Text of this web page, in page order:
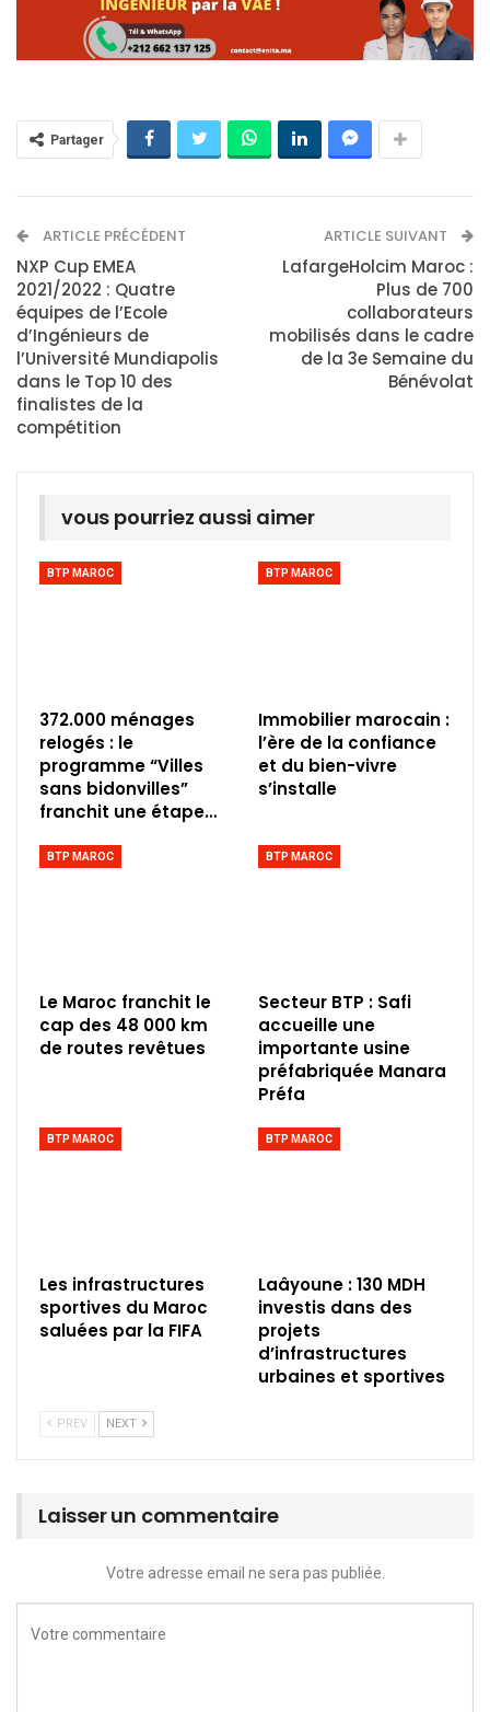
Partager
ARTICLE PRÉCÉDENT
NXP Cup EMEA
2021/2022 : Quatre
équipes de l’Ecole
d’Ingénieurs de
l’Université Mundiapolis
dans le Top 10 des
finalistes de la
compétition
ARTICLE SUIVANT
LafargeHolcim Maroc :
Plus de 700
collaborateurs
mobilisés dans le cadre
de la 3e Semaine du
Bénévolat
vous pourriez aussi aimer
BTP MAROC
372.000 ménages
relogés : le
programme “Villes
sans bidonvilles”
franchit une étape…
BTP MAROC
Immobilier marocain :
l’ère de la confiance
et du bien-vivre
s’installe
BTP MAROC
Le Maroc franchit le
cap des 48 000 km
de routes revêtues
BTP MAROC
Secteur BTP : Safi
accueille une
importante usine
préfabriquée Manara
Préfa
BTP MAROC
Les infrastructures
sportives du Maroc
saluées par la FIFA
BTP MAROC
Laâyoune : 130 MDH
investis dans des
projets
d’infrastructures
urbaines et sportives
PREV NEXT
Laisser un commentaire
Votre adresse email ne sera pas publiée.